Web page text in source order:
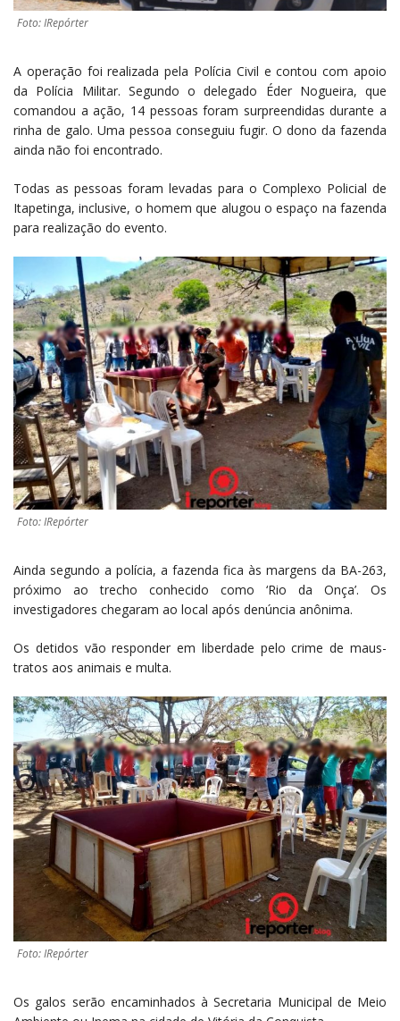
Foto: IRepórter
A operação foi realizada pela Polícia Civil e contou com apoio
da Polícia Militar. Segundo o delegado Éder Nogueira, que
comandou a ação, 14 pessoas foram surpreendidas durante a
rinha de galo. Uma pessoa conseguiu fugir. O dono da fazenda
ainda não foi encontrado.
Todas as pessoas foram levadas para o Complexo Policial de
Itapetinga, inclusive, o homem que alugou o espaço na fazenda
para realização do evento.
Foto: IRepórter
Ainda segundo a polícia, a fazenda fica às margens da BA-263,
próximo ao trecho conhecido como ‘Rio da Onça’. Os
investigadores chegaram ao local após denúncia anônima.
Os detidos vão responder em liberdade pelo crime de maus-
tratos aos animais e multa.
Foto: IRepórter
Os galos serão encaminhados à Secretaria Municipal de Meio